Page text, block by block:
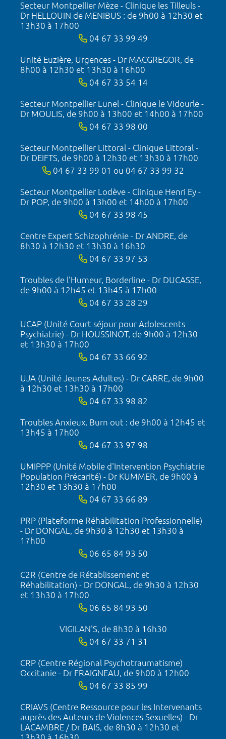
Secteur Montpellier Mèze - Clinique les Tilleuls -
Dr HELLOUIN de MENIBUS : de 9h00 à 12h30 et
13h30 à 17h00
04 67 33 99 49
Unité Euzière, Urgences - Dr MACGREGOR, de
8h00 à 12h30 et 13h30 à 16h00
04 67 33 54 14
Secteur Montpellier Lunel - Clinique le Vidourle -
Dr MOULIS, de 9h00 à 13h00 et 14h00 à 17h00
04 67 33 98 00
Secteur Montpellier Littoral - Clinique Littoral -
Dr DEIFTS, de 9h00 à 12h30 et 13h30 à 17h00
04 67 33 99 01 ou 04 67 33 99 32
Secteur Montpellier Lodève - Clinique Henri Ey -
Dr POP, de 9h00 à 13h00 et 14h00 à 17h00
04 67 33 98 45
Centre Expert Schizophrénie - Dr ANDRE, de
8h30 à 12h30 et 13h30 à 16h30
04 67 33 97 53
Troubles de l'Humeur, Borderline - Dr DUCASSE,
de 9h00 à 12h45 et 13h45 à 17h00
04 67 33 28 29
UCAP (Unité Court séjour pour Adolescents
Psychiatrie) - Dr HOUSSINOT, de 9h00 à 12h30
et 13h30 à 17h00
04 67 33 66 92
UJA (Unité Jeunes Adultes) - Dr CARRE, de 9h00
à 12h30 et 13h30 à 17h00
04 67 33 98 82
Troubles Anxieux, Burn out : de 9h00 à 12h45 et
13h45 à 17h00
04 67 33 97 98
UMIPPP (Unité Mobile d'Intervention Psychiatrie
Population Précarité) - Dr KUMMER, de 9h00 à
12h30 et 13h30 à 17h00
04 67 33 66 89
PRP (Plateforme Réhabilitation Professionnelle)
- Dr DONGAL, de 9h30 à 12h30 et 13h30 à
17h00
06 65 84 93 50
C2R (Centre de Rétablissement et
Réhabilitation) - Dr DONGAL, de 9h30 à 12h30
et 13h30 à 17h00
06 65 84 93 50
VIGILAN'S, de 8h30 à 16h30
04 67 33 71 31
CRP (Centre Régional Psychotraumatisme)
Occitanie - Dr FRAIGNEAU, de 9h00 à 12h00
04 67 33 85 99
CRIAVS (Centre Ressource pour les Intervenants
auprès des Auteurs de Violences Sexuelles) - Dr
LACAMBRE / Dr BAIS, de 8h30 à 12h30 et